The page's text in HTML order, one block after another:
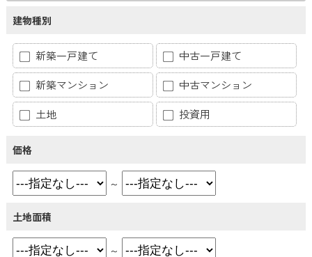
建物種別
新築一戸建て
中古一戸建て
新築マンション
中古マンション
土地
投資用
価格
～
土地面積
～